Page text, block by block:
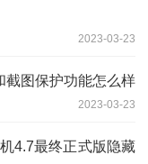
2023-03-23
截图保护功能怎么样
2023-03-23
4.7最终正式版隐藏